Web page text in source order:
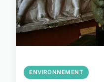
ENVIRONNEMENT